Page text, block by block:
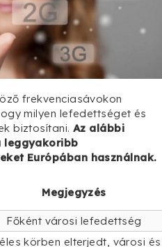
frekvenciasávokon
milyen lefedettséget és
biztosítani.Az alábbi
leggyakoribb
Európában használnak.
Megjegyzés
Főként városi lefedettség
körben elterjedt, városi és